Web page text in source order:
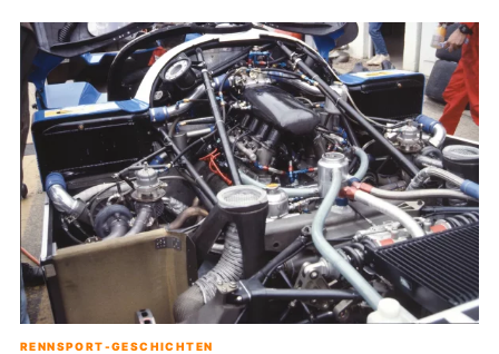
RENNSPORT-GESCHICHTEN